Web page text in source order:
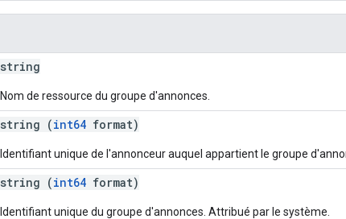
string
Nom de ressource du groupe d'annonces.
string (int64 format)
Identifiant unique de l'annonceur auquel appartient le groupe
string (int64 format)
Identifiant unique du groupe d'annonces. Attribué par le système.